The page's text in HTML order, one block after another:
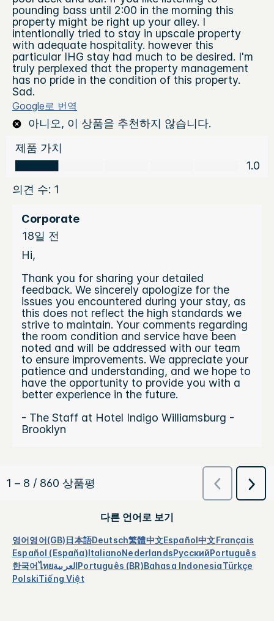
다른 언어로 보기
영어영어(GB)日本語Deutsch繁體中文Español中文Français
Español (España)ItalianoNederlandsРусскийPortuguês
한국어ไทยالعربيةPortuguês (BR)Bahasa IndonesiaTürkçe
PolskiTiếng Việt